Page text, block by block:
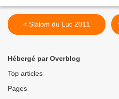
< Slalom du Luc 2011
Hébergé par Overblog
Top articles
Pages